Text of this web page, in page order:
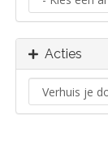
Acties